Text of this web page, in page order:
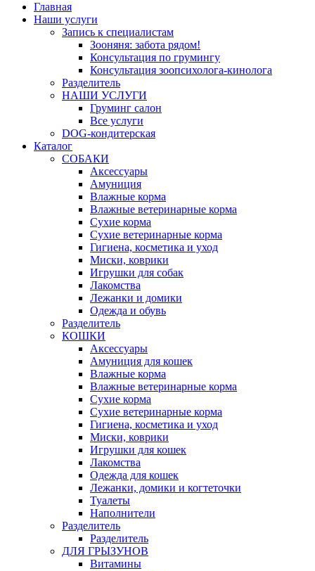
Главная
Наши услуги
Запись к специалистам
Зооняня: забота рядом!
Консультация по грумингу
Консультация зоопсихолога-кинолога
Pазделитель
НАШИ УСЛУГИ
Груминг салон
Все услуги
DOG-кондитерская
Каталог
СОБАКИ
Аксессуары
Амуниция
Влажные корма
Влажные ветеринарные корма
Сухие корма
Сухие ветеринарные корма
Гигиена, косметика и уход
Миски, коврики
Игрушки для собак
Лакомства
Лежанки и домики
Одежда и обувь
Разделитель
КОШКИ
Аксессуары
Амуниция для кошек
Влажные корма
Влажные ветеринарные корма
Сухие корма
Сухие ветеринарные корма
Гигиена, косметика и уход
Миски, коврики
Игрушки для кошек
Лакомства
Одежда для кошек
Лежанки, домики и когтеточки
Туалеты
Наполнители
Pазделитель
Разделитель
ДЛЯ ГРЫЗУНОВ
Витамины